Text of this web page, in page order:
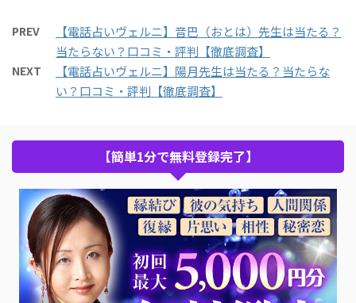
PREV
【電話占いヴェルニ】音巴（おとは）先生は当たる？
当たらない？口コミ・評判【徹底調査】
NEXT
【電話占いヴェルニ】陽月先生は当たる？当たらな
い？口コミ・評判【徹底調査】
【簡単1分で無料登録完了】